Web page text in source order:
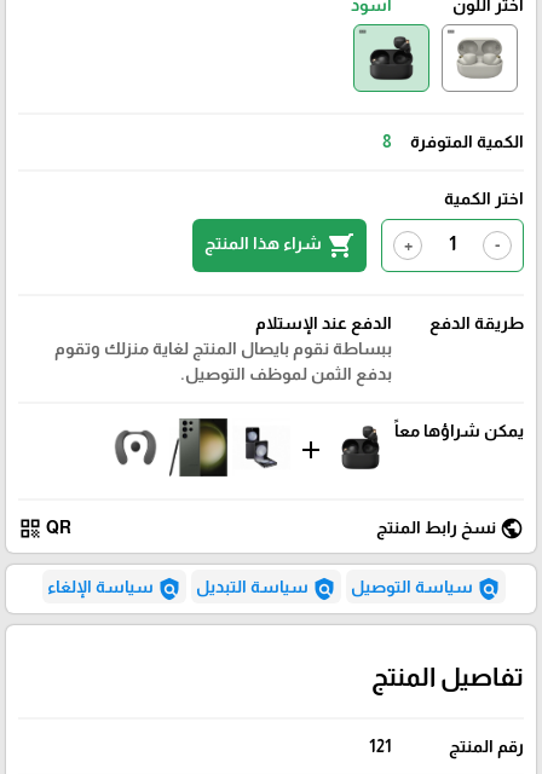
اختر اللون اسود
الكمية المتوفرة 8
اختر الكمية
-
+
shopping_cart شراء هذا المنتج
طريقة الدفع
الدفع عند الإستلام
ببساطة نقوم بايصال المنتج لغاية منزلك وتقوم
بدفع الثمن لموظف التوصيل.
يمكن شراؤها معاً
add
public نسخ رابط المنتج QR
qr_code
policy سياسة التوصيل policy سياسة التبديل policy سياسة الإلغاء
تفاصيل المنتج
رقم المنتج 121